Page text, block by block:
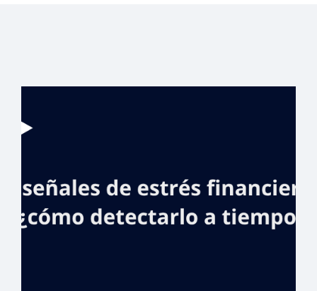
Banreservas en 3
categorías como